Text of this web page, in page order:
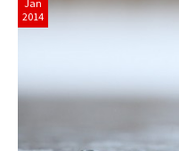
Jan
2014